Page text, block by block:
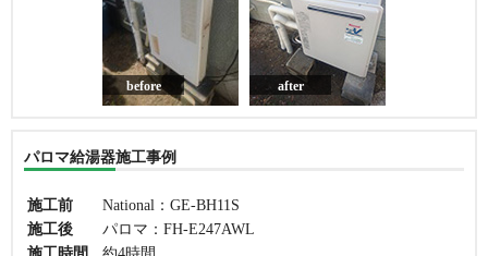
before after
パロマ給湯器施工事例
施工前
National：GE-BH11S
施工後
パロマ：FH-E247AWL